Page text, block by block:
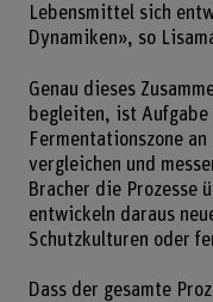
Lebensmittel sich
Dynamiken», so
Genau dieses
begleiten, ist Aufgabe
Fermentationszone
vergleichen und
Bracher die Prozesse
entwickeln daraus
Schutzkulturen oder
Dass der gesamte